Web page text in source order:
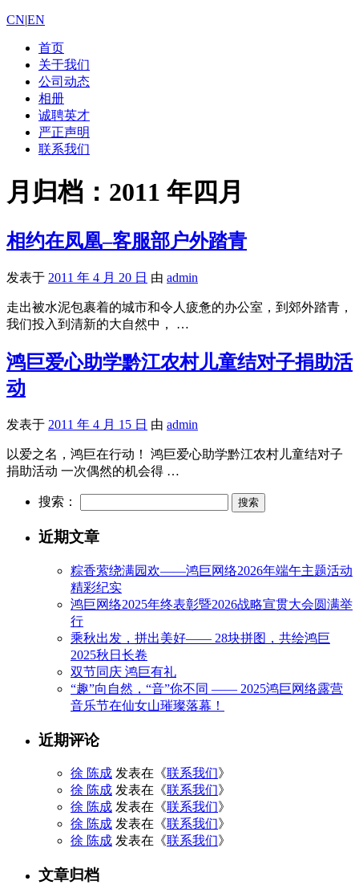
CN|EN
首页
关于我们
公司动态
相册
诚聘英才
严正声明
联系我们
月归档： 2011 年四月
相约在凤凰–客服部户外踏青
发表于 2011 年 4 月 20 日 由 admin
走出被水泥包裹着的城市和令人疲惫的办公室，到郊外踏青，
我们投入到清新的大自然中， …
鸿巨爱心助学黔江农村儿童结对子捐助活
动
发表于 2011 年 4 月 15 日 由 admin
以爱之名，鸿巨在行动！ 鸿巨爱心助学黔江农村儿童结对子
捐助活动 一次偶然的机会得 …
搜索：
近期文章
粽香萦绕满园欢——鸿巨网络2026年端午主题活动
精彩纪实
鸿巨网络2025年终表彰暨2026战略宣贯大会圆满举
行
乘秋出发，拼出美好—— 28块拼图，共绘鸿巨
2025秋日长卷
双节同庆 鸿巨有礼
“趣”向自然，“音”你不同 —— 2025鸿巨网络露营
音乐节在仙女山璀璨落幕！
近期评论
徐 陈成 发表在《联系我们》
徐 陈成 发表在《联系我们》
徐 陈成 发表在《联系我们》
徐 陈成 发表在《联系我们》
徐 陈成 发表在《联系我们》
文章归档